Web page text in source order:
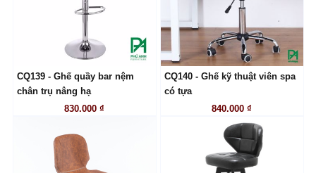
LIÊN HỆ
CQ139 - Ghế quầy bar nệm
chân trụ nâng hạ
830.000 ₫
CQ140 - Ghế kỹ thuật viên spa
có tựa
840.000 ₫